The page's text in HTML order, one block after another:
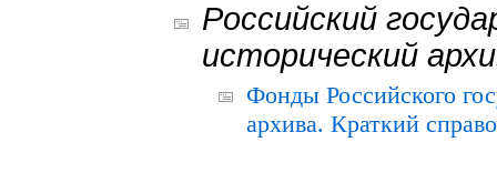
Российский
исторический
Фонды Российского
архива. Краткий